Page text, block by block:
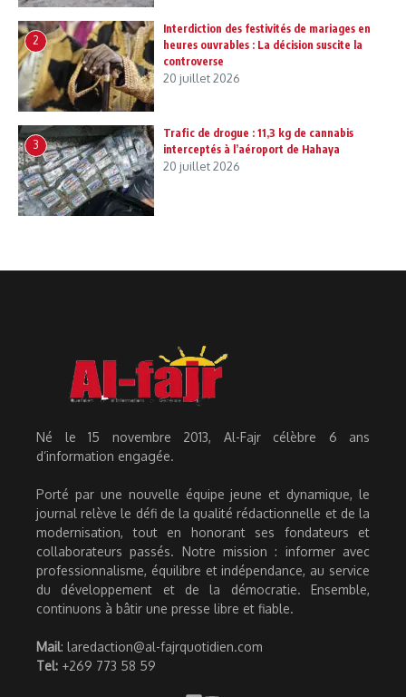
2
Interdiction des festivités de mariages en
heures ouvrables : La décision suscite la
controverse
20 juillet 2026
3
Trafic de drogue : 11,3 kg de cannabis
interceptés à l’aéroport de Hahaya
20 juillet 2026
Né le 15 novembre 2013, Al-Fajr célèbre 6 ans
d’information engagée.
Porté par une nouvelle équipe jeune et dynamique, le
journal relève le défi de la qualité rédactionnelle et de la
modernisation, tout en honorant ses fondateurs et
collaborateurs passés. Notre mission : informer avec
professionnalisme, équilibre et indépendance, au service
du développement et de la démocratie. Ensemble,
continuons à bâtir une presse libre et fiable.
Mail: laredaction@al-fajrquotidien.com
Tel: +269 773 58 59